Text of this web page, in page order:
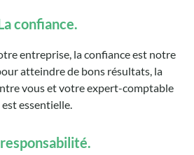
confiance.
entreprise, la confiance est notre
atteindre de bons résultats, la
vous et votre expert-comptable
est essentielle.